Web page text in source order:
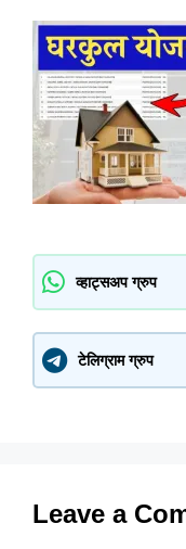
व्हाट्सअप ग्रुप
टेलिग्राम ग्रुप
Leave a